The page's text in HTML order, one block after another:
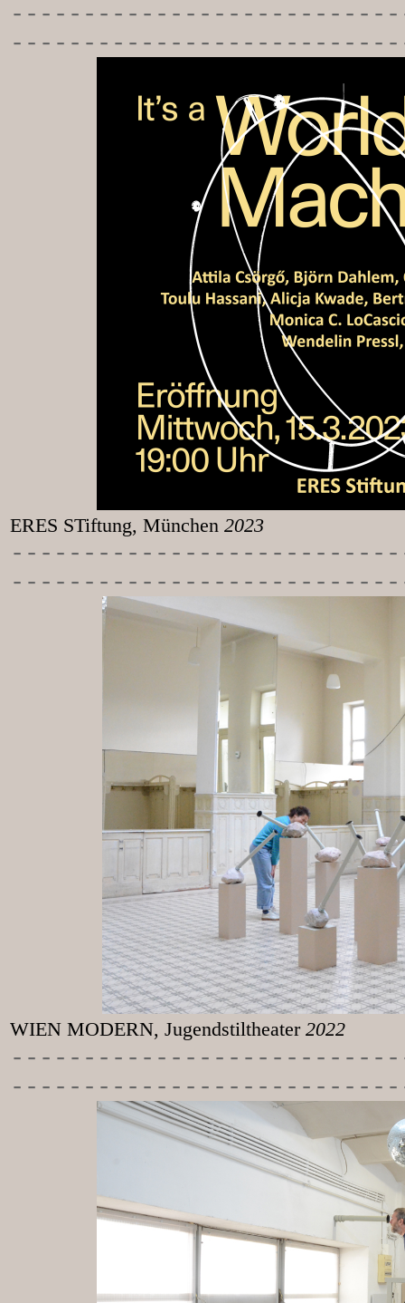
-----------
ERES STiftung, München 2023
-----------
WIEN MODERN, Jugendstiltheater 2022
-----------